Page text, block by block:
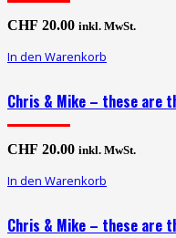
CHF 20.00 inkl. MwSt.
In den Warenkorb
Chris & Mike – these are
CHF 20.00 inkl. MwSt.
In den Warenkorb
Chris & Mike – these are